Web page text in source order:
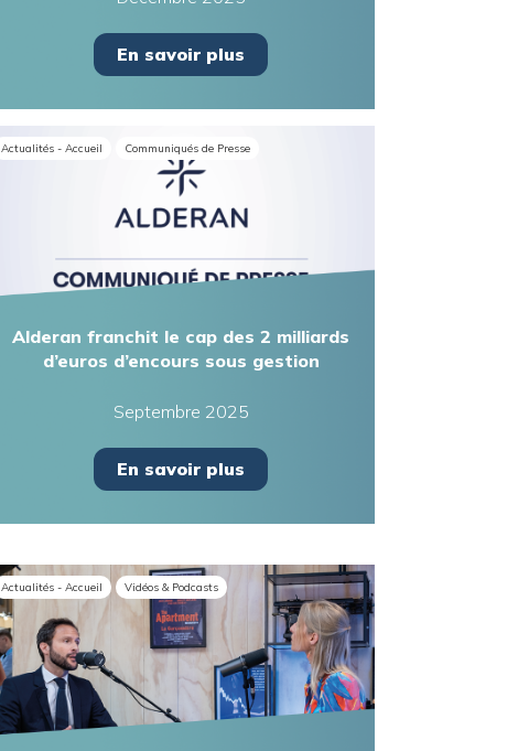
En savoir plus
Actualités - Accueil Communiqués de Presse
Alderan franchit le cap des 2 milliards
d’euros d’encours sous gestion
Septembre 2025
En savoir plus
Actualités - Accueil Vidéos & Podcasts